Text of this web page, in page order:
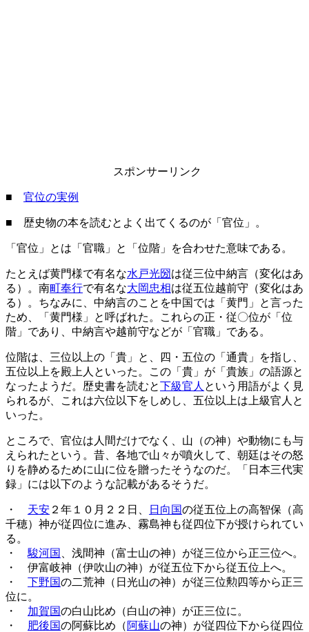
スポンサーリンク
■ 官位の実例
■ 歴史物の本を読むとよく出てくるのが「官位」。
「官位」とは「官職」と「位階」を合わせた意味である。
たとえば黄門様で有名な水戸光圀は従三位中納言（変化はあ
る）。南町奉行で有名な大岡忠相は従五位越前守（変化はあ
る）。ちなみに、中納言のことを中国では「黄門」と言った
ため、「黄門様」と呼ばれた。これらの正・従〇位が「位
階」であり、中納言や越前守などが「官職」である。
位階は、三位以上の「貴」と、四・五位の「通貴」を指し、
五位以上を殿上人といった。この「貴」が「貴族」の語源と
なったようだ。歴史書を読むと下級官人 という用語がよく見
られるが、これは六位以下をしめし、五位以上は上級官人と
いった。
ところで、官位は人間だけでなく、山（の神）や動物にも与
えられたという。昔、各地で山々が噴火して、朝廷はその怒
りを静めるために山に位を贈ったそうなのだ。「日本三代実
録」には以下のような記載があるそうだ。
・ 天安 ２年１０月２２日、 日向国の従五位上の高智保（高
千穂）神が従四位に進み、霧島神も従四位下が授けられてい
る。
・ 駿河国
、浅間神（富士山の神）が従三位から正三位へ。
・ 伊富岐神（伊吹山の神）が従五位下から従五位上へ。
・ 下野国の二荒神（日光山の神）が従三位勲四等から正三
位に。
・ 加賀国の白山比め（白山の神）が正三位に。
・ 肥後国の阿蘇比め（ 阿蘇山の神）が従四位下から従四位